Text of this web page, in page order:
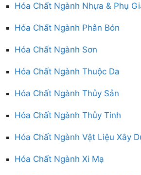
Hóa Chất Ngành Nhựa & Phụ
Hóa Chất Ngành Phân Bón
Hóa Chất Ngành Sơn
Hóa Chất Ngành Thuộc Da
Hóa Chất Ngành Thủy Sản
Hóa Chất Ngành Thủy Tinh
Hóa Chất Ngành Vật Liệu Xây
Hóa Chất Ngành Xi Mạ